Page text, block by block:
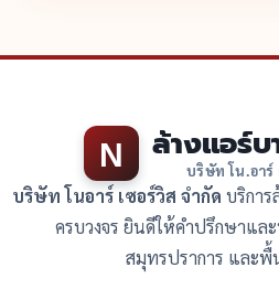
N ล้างแอร์บ
บริษัท โน.อาร์
บริษัท โนอาร์ เซอร์วิส จำกัด บริกา
ครบวงจร ยินดีให้คำปรึกษาแล
สมุทรปราการ และพื้